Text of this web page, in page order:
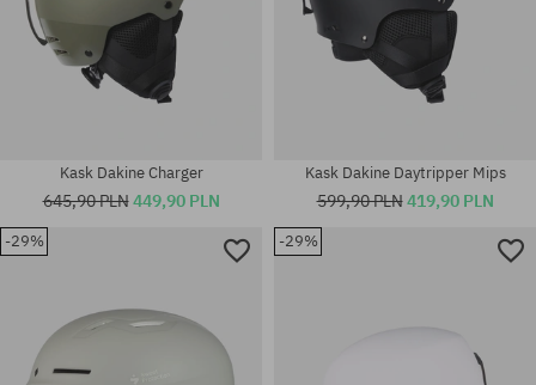
Kask Dakine Charger
645,90 PLN449,90 PLN
Kask Dakine Daytripper Mips
599,90 PLN419,90 PLN
-29% -29%